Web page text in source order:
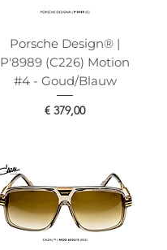
Porsche Design® |
P'8989 (C226) Motion
#4 - Goud/Blauw
Prijs
€ 379,00